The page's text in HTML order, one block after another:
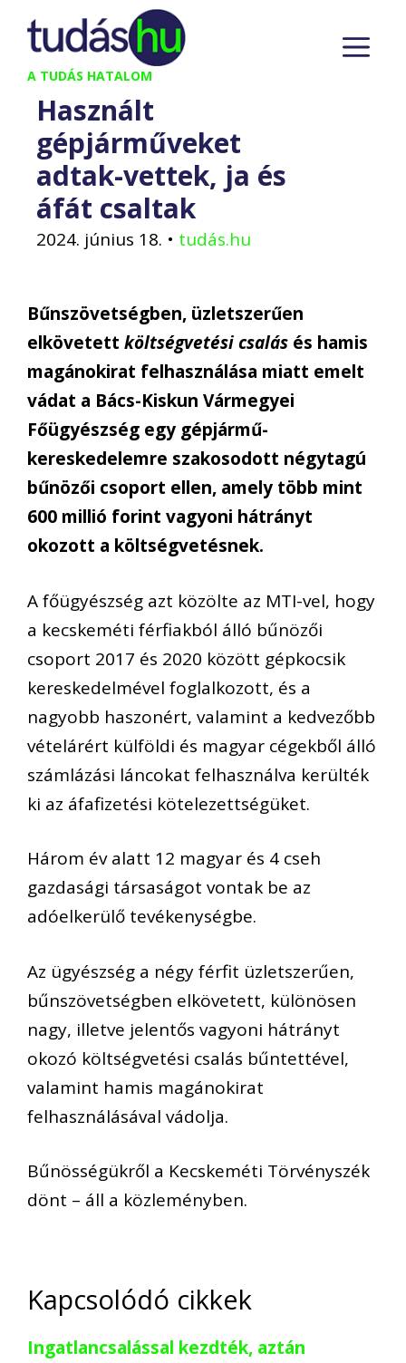
Kilépés
tartalomba
A TUDÁS HATALOM
Használt
gépjárműveket
adtak-vettek, ja és
áfát csaltak
2024. június 18. • tudás.hu
Bűnszövetségben, üzletszerűen
elkövetett költségvetési csalás és hamis
magánokirat felhasználása miatt emelt
vádat a Bács-Kiskun Vármegyei
Főügyészség egy gépjármű-
kereskedelemre szakosodott négytagú
bűnözői csoport ellen, amely több mint
600 millió forint vagyoni hátrányt
okozott a költségvetésnek.
A főügyészség azt közölte az MTI-vel, hogy
a kecskeméti férfiakból álló bűnözői
csoport 2017 és 2020 között gépkocsik
kereskedelmével foglalkozott, és a
nagyobb haszonért, valamint a kedvezőbb
vételárért külföldi és magyar cégekből álló
számlázási láncokat felhasználva kerülték
ki az áfafizetési kötelezettségüket.
Három év alatt 12 magyar és 4 cseh
gazdasági társaságot vontak be az
adóelkerülő tevékenységbe.
Az ügyészség a négy férfit üzletszerűen,
bűnszövetségben elkövetett, különösen
nagy, illetve jelentős vagyoni hátrányt
okozó költségvetési csalás bűntettével,
valamint hamis magánokirat
felhasználásával vádolja.
Bűnösségükről a Kecskeméti Törvényszék
dönt – áll a közleményben.
Kapcsolódó cikkek
Ingatlancsalással kezdték, aztán